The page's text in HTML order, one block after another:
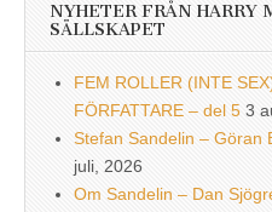
NYHETER FRÅN HARRY
SÄLLSKAPET
FEM ROLLER (INTE
FÖRFATTARE – del 5 3
Stefan Sandelin – Göran
juli, 2026
Om Sandelin – Dan